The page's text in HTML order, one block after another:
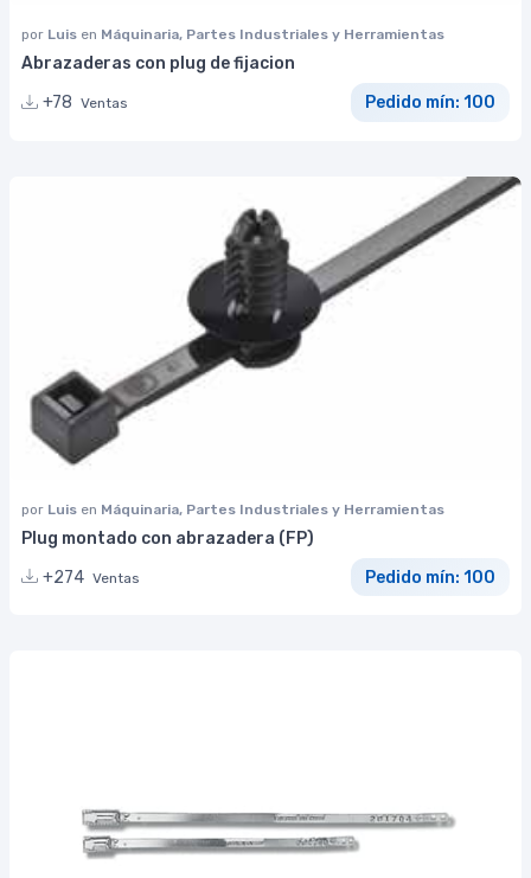
por Luis en Máquinaria, Partes Industriales y Herramientas
Abrazaderas con plug de fijacion
+78 Ventas Pedido mín: 100
por Luis en Máquinaria, Partes Industriales y Herramientas
Plug montado con abrazadera (FP)
+274 Ventas Pedido mín: 100